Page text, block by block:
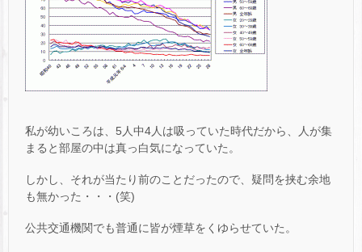
私が幼いころは、5人中4人は吸っていた時代だから、人が集
まると部屋の中は真っ白気になっていた。
しかし、それが当たり前のことだったので、疑問を挟む余地
も無かった・・・(笑)
公共交通機関でも普通に皆が煙草をくゆらせていた。